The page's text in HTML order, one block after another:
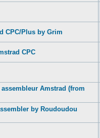
CPC/Plus by Grim
CPC
Amstrad (from
by Roudoudou